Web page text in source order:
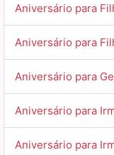
Aniversário para
Aniversário para
Aniversário para
Aniversário para
Aniversário para